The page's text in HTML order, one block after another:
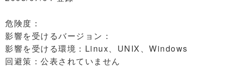
危険度：
影響を受けるバージョン：
影響を受ける環境：Linux、UNIX、Windows
回避策：公表されていません